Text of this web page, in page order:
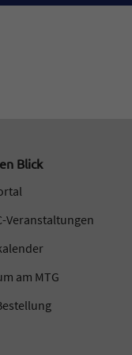
Blick
Veranstaltungen
am MTG